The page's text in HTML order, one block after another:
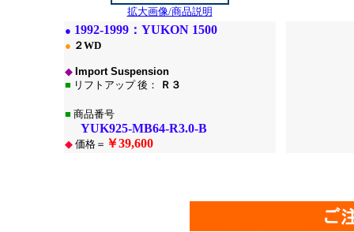
拡大画像/商品説明
● 1992-1999： YUKON 1500
● ２WD
◆ Import Suspension
■ リフトアップ 後： Ｒ３
■ 商品番号
YUK925-MB64-R3.0-B
◆価格＝ ￥39,600